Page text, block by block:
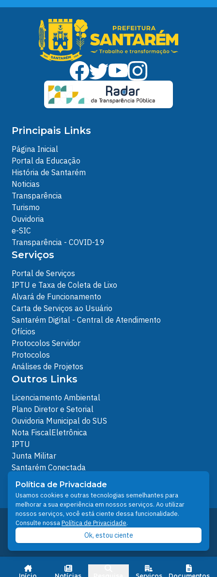
Principais Links
Página Inicial
Portal da Educação
História de Santarém
Noticias
Transparência
Turismo
Ouvidoria
e-SIC
Transparência - COVID-19
Serviços
Portal de Serviços
IPTU e Taxa de Coleta de Lixo
Alvará de Funcionamento
Carta de Serviços ao Usuário
Santarém Digital - Central de Atendimento
Ofícios
Protocolos Servidor
Protocolos
Análises de Projetos
Outros Links
Licenciamento Ambiental
Plano Diretor e Setorial
Ouvidoria Municipal do SUS
Nota FiscalEletrônica
IPTU
Junta Militar
Santarém Conectada
Política de Privacidade
People illustrations by Storyset
Desenvolvido pelo Núcleo Técnico de Gestão de
Tecnologia da Informação - NTI
Prefeitura de Santarém © 2026
Política de Privacidade
Usamos cookies e outras tecnologias semelhantes para
melhorar a sua experiência em nossos serviços. Ao utilizar
nossos serviços, você está ciente dessa funcionalidade.
Consulte nossaPolítica de Privacidade.
Ok, estou ciente